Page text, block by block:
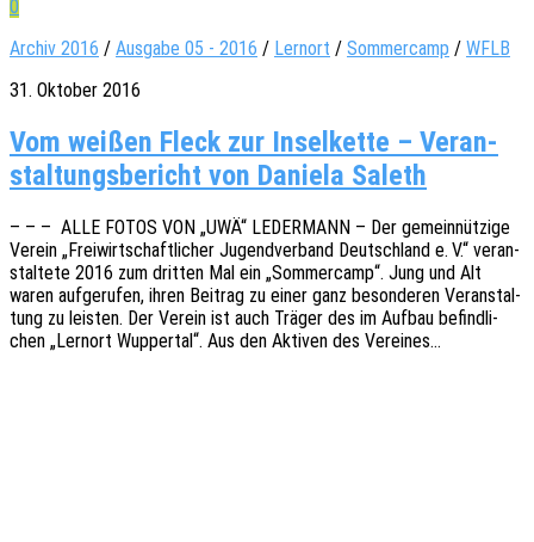
0
Archiv 2016 / Ausgabe 05 - 2016 / Lernort / Sommercamp / WFLB
31. Oktober 2016
Vom wei­ßen Fleck zur Insel­kette – Ver­an­
stal­tungs­be­richt von Daniela Saleth
– – – ALLE FOTOS VON „UWÄ“ LEDERMANN – Der gemein­nüt­zi­ge
Verein „Frei­wirt­schaft­li­cher Jugend­ver­band Deutsch­land e. V.“ veran­
stal­te­te 2016 zum drit­ten Mal ein „Sommer­camp“. Jung und Alt
waren aufge­ru­fen, ihren Beitrag zu einer ganz beson­de­ren Veran­stal­
tung zu leis­ten. Der Verein ist auch Träger des im Aufbau befind­li­
chen „Lern­ort Wupper­tal“. Aus den Akti­ven des Vereines…